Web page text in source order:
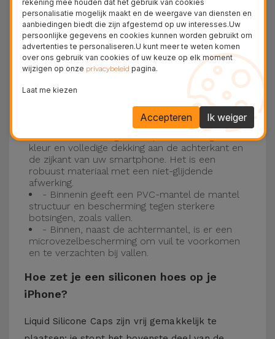
Drie-laagse bescherming met de
siliconen kappen
Onze iPhone siliconen hoesjes hebben een
robuuste, kwalitatieve constructie met een
drielaagse constructie om ongelukken en
- Een eerste laag van Liquid Silicone geeft de
kleur en volledige dekking aan de achterkant en
de zijkant van uw smartphone. Het is een
robuust materiaal met een niet-glijdende
afwerking.
- Binnenin geeft een PVC-mantel de mantel
structuur en bescherming tegen sterkere
botsingen, zoals vallen.
- Binnen, naast de achtermantel, is er een
microvezelbescherming om vuil te voorkomen
en te verzachten bij vallen.
Hoe zet je een siliconen hoes op je
iPhone?
Liquid Silicone Caps zijn vrij gemakkelijk te
rekening mee houden dat het gebruik van cookies
personalisatie mogelijk maakt en de weergave van diensten en
aanbiedingen biedt die zijn afgestemd op uw interesses.Uw
persoonlijke gegevens en cookies kunnen worden gebruikt om
advertenties te personaliseren.U kunt meer te weten komen
over ons gebruik van cookies of uw keuze op elk moment
wijzigen op onze privacybeleid pagina.
Laat me kiezen
Ik weiger
Accepteren